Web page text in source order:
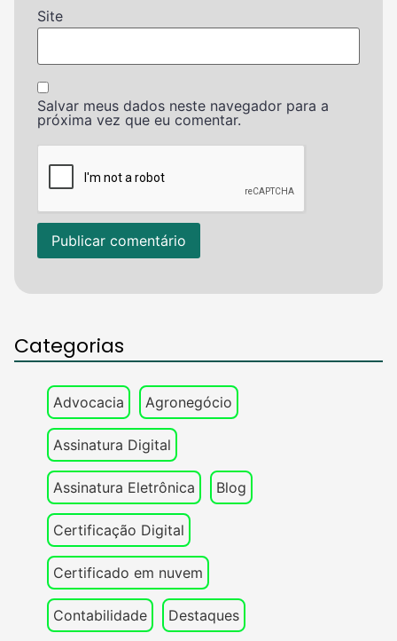
Site
Salvar meus dados neste navegador para a
próxima vez que eu comentar.
Categorias
Advocacia Agronegócio
Assinatura Digital
Assinatura Eletrônica Blog
Certificação Digital
Certificado em nuvem
Contabilidade Destaques